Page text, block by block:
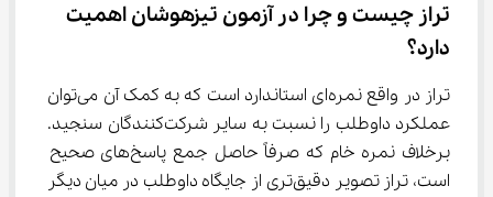
تراز چیست و چرا در آزمون تیزهوشان اهمیت
دارد؟
تراز در واقع نمره‌ای استاندارد است که به کمک آن می‌توان
عملکرد داوطلب را نسبت به سایر شرکت‌کنندگان سنجید.
برخلاف نمره خام که صرفاً حاصل جمع پاسخ‌های صحیح
است، تراز تصویر دقیق‌تری از جایگاه داوطلب در میان دیگر